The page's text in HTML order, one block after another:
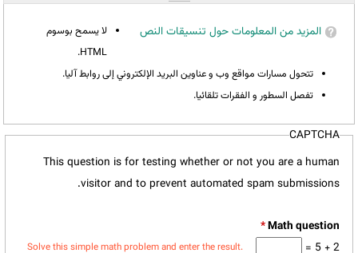
المزيد من المعلومات حول تنسيقات النص
لا يسمح بوسوم
HTML.
تتحول مسارات مواقع وب و عناوين البريد الإلكتروني إلى روابط آليا.
تفصل السطور و الفقرات تلقائيا.
CAPTCHA
This question is for testing whether or not you are a human
visitor and to prevent automated spam submissions.
*
2 + 5 =
Solve this simple math problem and enter the result.